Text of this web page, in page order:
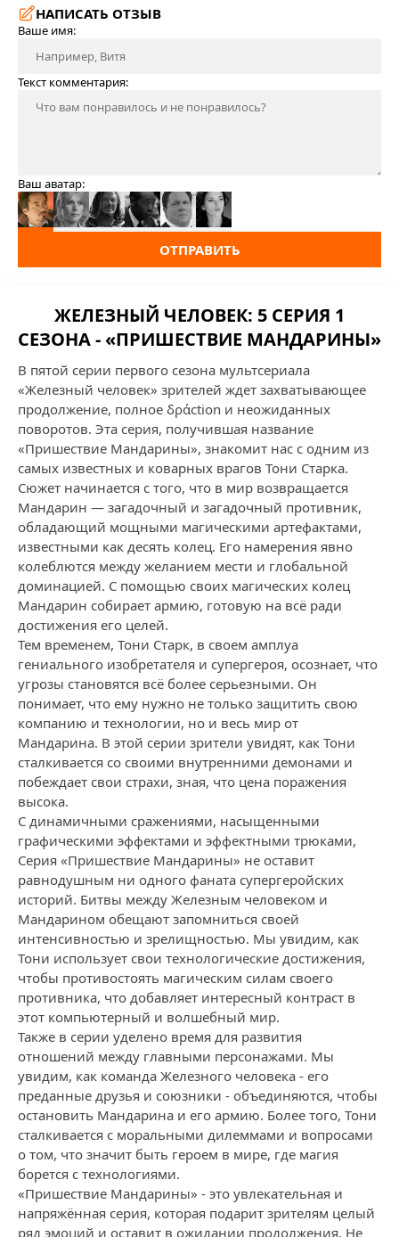
НАПИСАТЬ ОТЗЫВ
Ваше имя:
Текст комментария:
Ваш аватар:
ОТПРАВИТЬ
ЖЕЛЕЗНЫЙ ЧЕЛОВЕК: 5 СЕРИЯ 1
СЕЗОНА - «ПРИШЕСТВИЕ МАНДАРИНЫ»
В пятой серии первого сезона мультсериала
«Железный человек» зрителей ждет захватывающее
продолжение, полное δράction и неожиданных
поворотов. Эта серия, получившая название
«Пришествие Мандарины», знакомит нас с одним из
самых известных и коварных врагов Тони Старка.
Сюжет начинается с того, что в мир возвращается
Мандарин — загадочный и загадочный противник,
обладающий мощными магическими артефактами,
известными как десять колец. Его намерения явно
колеблются между желанием мести и глобальной
доминацией. С помощью своих магических колец
Мандарин собирает армию, готовую на всё ради
достижения его целей.
Тем временем, Тони Старк, в своем амплуа
гениального изобретателя и супергероя, осознает, что
угрозы становятся всё более серьезными. Он
понимает, что ему нужно не только защитить свою
компанию и технологии, но и весь мир от
Мандарина. В этой серии зрители увидят, как Тони
сталкивается со своими внутренними демонами и
побеждает свои страхи, зная, что цена поражения
высока.
С динамичными сражениями, насыщенными
графическими эффектами и эффектными трюками,
Серия «Пришествие Мандарины» не оставит
равнодушным ни одного фаната супергеройских
историй. Битвы между Железным человеком и
Мандарином обещают запомниться своей
интенсивностью и зрелищностью. Мы увидим, как
Тони использует свои технологические достижения,
чтобы противостоять магическим силам своего
противника, что добавляет интересный контраст в
этот компьютерный и волшебный мир.
Также в серии уделено время для развития
отношений между главными персонажами. Мы
увидим, как команда Железного человека - его
преданные друзья и союзники - объединяются, чтобы
остановить Мандарина и его армию. Более того, Тони
сталкивается с моральными дилеммами и вопросами
о том, что значит быть героем в мире, где магия
борется с технологиями.
«Пришествие Мандарины» - это увлекательная и
напряжённая серия, которая подарит зрителям целый
ряд эмоций и оставит в ожидании продолжения. Не